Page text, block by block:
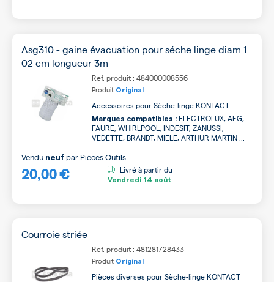
Asg310 - gaine évacuation pour séche linge diam 1
02 cm longueur 3m
Ref. produit : 484000008556
Produit Original
Accessoires pour Sèche-linge KONTACT
Marques compatibles : ELECTROLUX, AEG,
FAURE, WHIRLPOOL, INDESIT, ZANUSSI,
VEDETTE, BRANDT, MIELE, ARTHUR MARTIN ...
20,00 €
Vendu neuf par Pièces Outils
Livré à partir du
Vendredi 14 août
Courroie striée
Ref. produit : 481281728433
Produit Original
Pièces diverses pour Sèche-linge KONTACT